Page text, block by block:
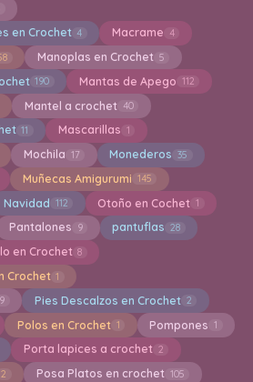
en Crochet 4 Macrame 4
Manoplas en Crochet 5
190 Mantas de Apego 112
Mantel a crochet 40
11 Mascarillas 1
Mochila 17 Monederos 35
Muñecas Amigurumi 145
Navidad 112 Otoño en Cochet 1
Pantalones 9 pantuflas 28
en Crochet 8
Crochet 1
Pies Descalzos en Crochet 2
Polos en Crochet 1 Pompones 1
Porta lapices a crochet 2
2 Posa Platos en crochet 105